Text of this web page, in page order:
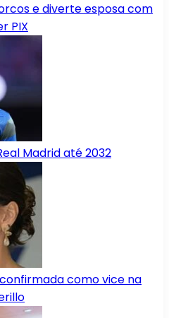
e diverte esposa com
PIX
Madrid até 2032
como vice na